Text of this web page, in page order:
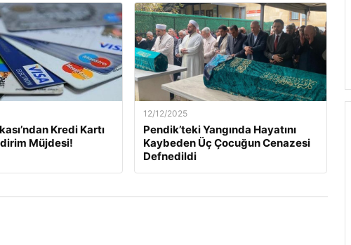
Kredi Kartı
Müjdesi!
12/12/2025
Pendik’teki Yangında Hayatını
Kaybeden Üç Çocuğun Cenazesi
Defnedildi